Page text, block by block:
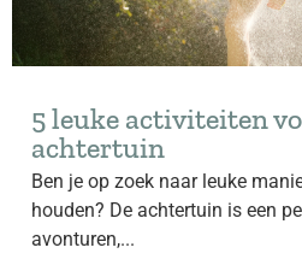
5 leuke activiteiten
achtertuin
Ben je op zoek naar leuke
houden? De achtertuin is een
avonturen,...